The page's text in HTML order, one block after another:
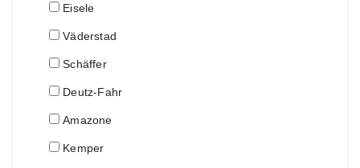
Eisele
Väderstad
Schäffer
Deutz-Fahr
Amazone
Kemper